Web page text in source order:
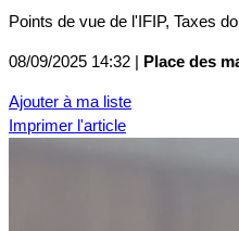
Points de vue de l'IFIP, Taxes
08/09/2025 14:32 | Place des
Ajouter à ma liste
Imprimer l'article